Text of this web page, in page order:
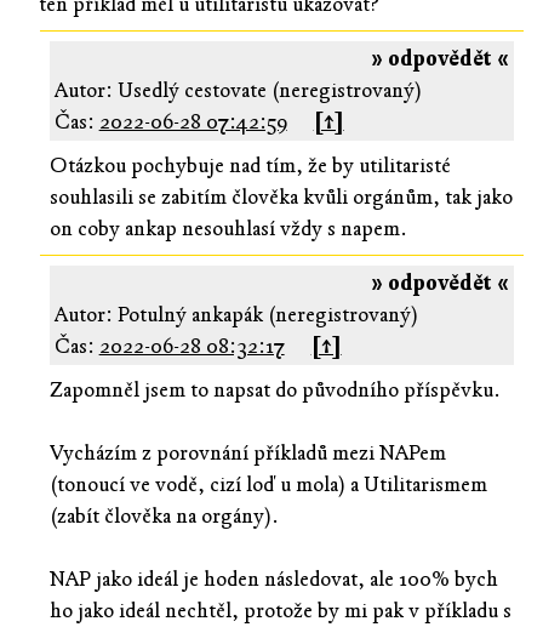
» odpovědět «
Autor: Usedlý cestovate (neregistrovaný)
Čas: 2022-06-28 07:42:59
[↑]
Otázkou pochybuje nad tím, že by utilitaristé
souhlasili se zabitím člověka kvůli orgánům, tak jako
on coby ankap nesouhlasí vždy s napem.
» odpovědět «
Autor: Potulný ankapák (neregistrovaný)
Čas: 2022-06-28 08:32:17
[↑]
Zapomněl jsem to napsat do původního příspěvku.
Vycházím z porovnání příkladů mezi NAPem
(tonoucí ve vodě, cizí loď u mola) a Utilitarismem
(zabít člověka na orgány).
NAP jako ideál je hoden následovat, ale 100% bych
ho jako ideál nechtěl, protože by mi pak v příkladu s